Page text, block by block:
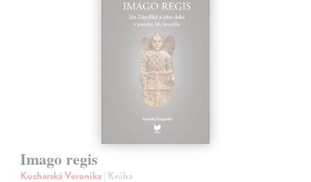
Imago regis
Kucharská Veronika| Kniha